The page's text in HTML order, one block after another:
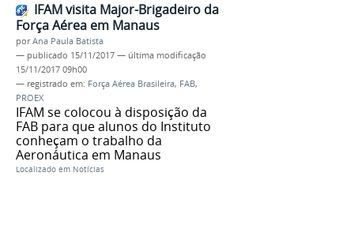
IFAM visita Major-Brigadeiro da
Força Aérea em Manaus
porAna Paula Batista
— publicado 15/11/2017 — última modificação
15/11/2017 09h00
— registrado em: Força Aérea Brasileira, FAB,
PROEX
IFAM se colocou à disposição da
FAB para que alunos do Instituto
conheçam o trabalho da
Aeronáutica em Manaus
Localizado em Notícias